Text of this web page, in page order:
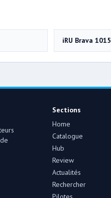
iRU Brava 1015
Sections
Home
Catalogue
Hub
Review
Actualités
Rechercher